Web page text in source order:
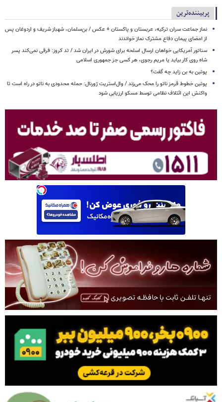
پربیننده‌ترین
نماز جماعت سران ترکیه، عربستان و پاکستان + عکس / بن‌سلمان، شهباز شریف و اردوغان پس
از امضای پیمان دفاع مشترک نماز خواندند
سناتور آمریکایی خواهان ارسال اسلحه برای شورش در ایران شد / تد کروز: فرقی نمی‌کند پسر
شاه روی کار بیاید یا مریم رجوی، هر کسی جز جمهوری اسلامی
پوتین به بن زاید چه گفت؟
پوتین خطوط قرمز ناتو را محک می‌زند / وال‌استریت ژورنال: حمله محدودی به ناتو در راه است تا
واکنش این ائتلاف نظامی توسط مسکو ارزیابی شود